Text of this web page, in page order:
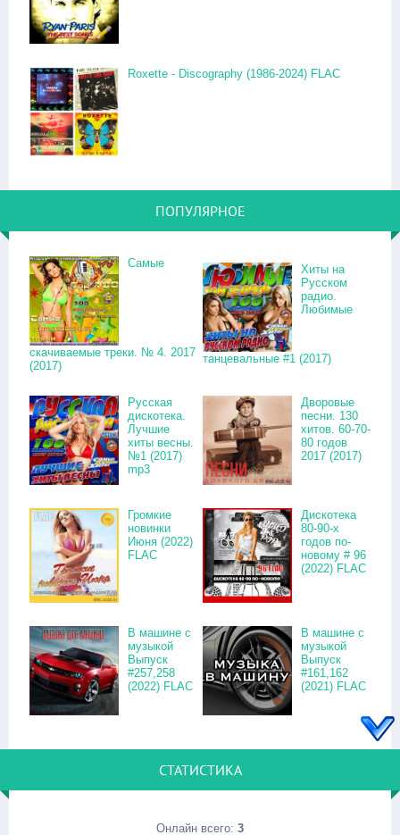
Roxette - Discography (1986-2024) FLAC
ПОПУЛЯРНОЕ
Самые
скачиваемые треки. № 4. 2017
(2017)
Хиты на
Русском
радио.
Любимые
танцевальные #1 (2017)
Русская
дискотека.
Лучшие
хиты весны.
№1 (2017)
mp3
Дворовые
песни. 130
хитов. 60-70-
80 годов
2017 (2017)
Громкие
новинки
Июня (2022)
FLAC
Дискотека
80-90-х
годов по-
новому # 96
(2022) FLAC
В машине с
музыкой
Выпуск
#257,258
(2022) FLAC
В машине с
музыкой
Выпуск
#161,162
(2021) FLAC
СТАТИСТИКА
Онлайн всего: 3